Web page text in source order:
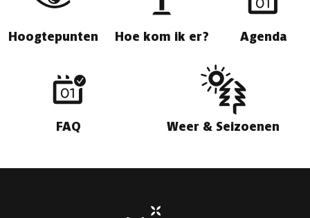
Hoogtepunten Hoe kom ik er? Agenda
FAQ Weer & Seizoenen